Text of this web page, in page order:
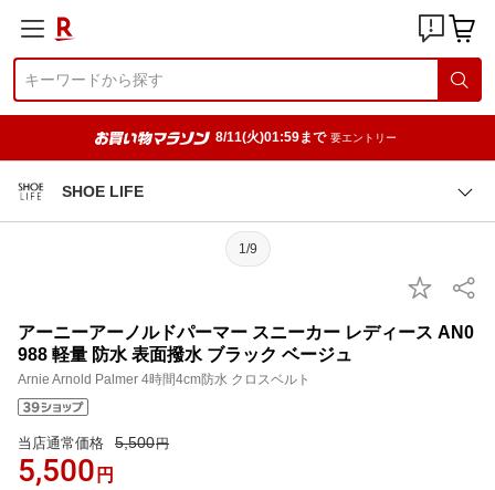
8/11(火)01:59まで 要エントリー
SHOE LIFE
1/9
アーニーアーノルドパーマー スニーカー レディース AN0
988 軽量 防水 表面撥水 ブラック ベージュ
Arnie Arnold Palmer 4時間4cm防水 クロスベルト
当店通常価格 5,500円
5,500 円